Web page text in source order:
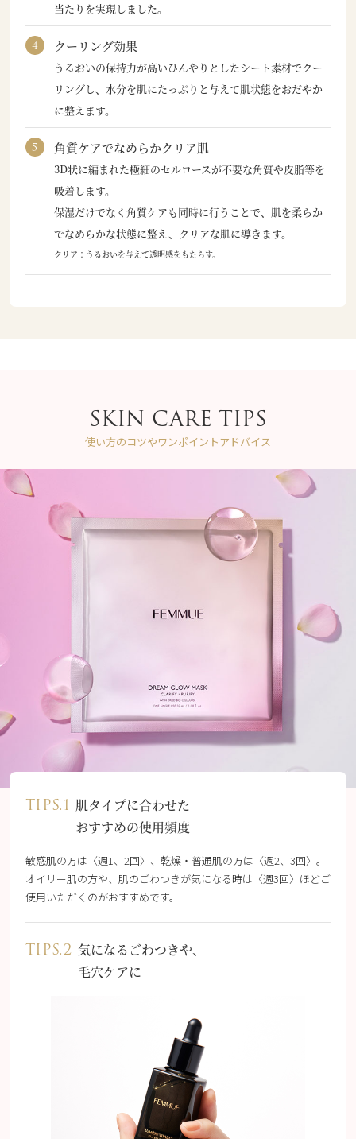
当たりを実現しました。
クーリング効果
うるおいの保持力が高いひんやりとしたシート素材でクー
リングし、水分を肌にたっぷりと与えて肌状態をおだやか
に整えます。
角質ケアでなめらかクリア肌
3D状に編まれた極細のセルロースが不要な角質や皮脂等を
吸着します。
保湿だけでなく角質ケアも同時に行うことで、肌を柔らか
でなめらかな状態に整え、クリアな肌に導きます。
クリア：うるおいを与えて透明感をもたらす。
SKIN CARE TIPS
使い方のコツやワンポイントアドバイス
TIPS.1 肌タイプに合わせた
おすすめの使用頻度
敏感肌の方は〈週1、2回〉、乾燥・普通肌の方は〈週2、3回〉。
オイリー肌の方や、肌のごわつきが気になる時は〈週3回〉ほどご
使用いただくのがおすすめです。
TIPS.2 気になるごわつきや、
毛穴ケアに